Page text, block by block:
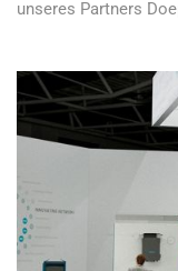
unseres Partners